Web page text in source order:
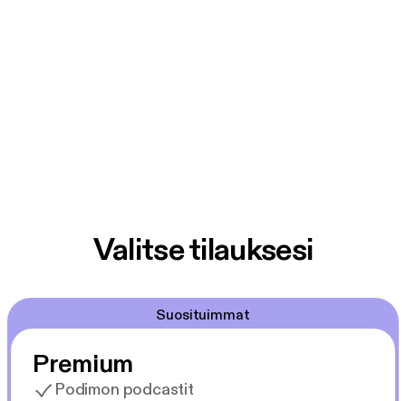
Valitse tilauksesi
Suosituimmat
Premium
Podimon podcastit